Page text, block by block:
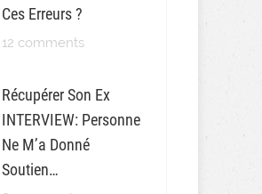
Ces Erreurs ?
12 comments
Récupérer Son Ex
INTERVIEW: Personne
Ne M’a Donné
Soutien…